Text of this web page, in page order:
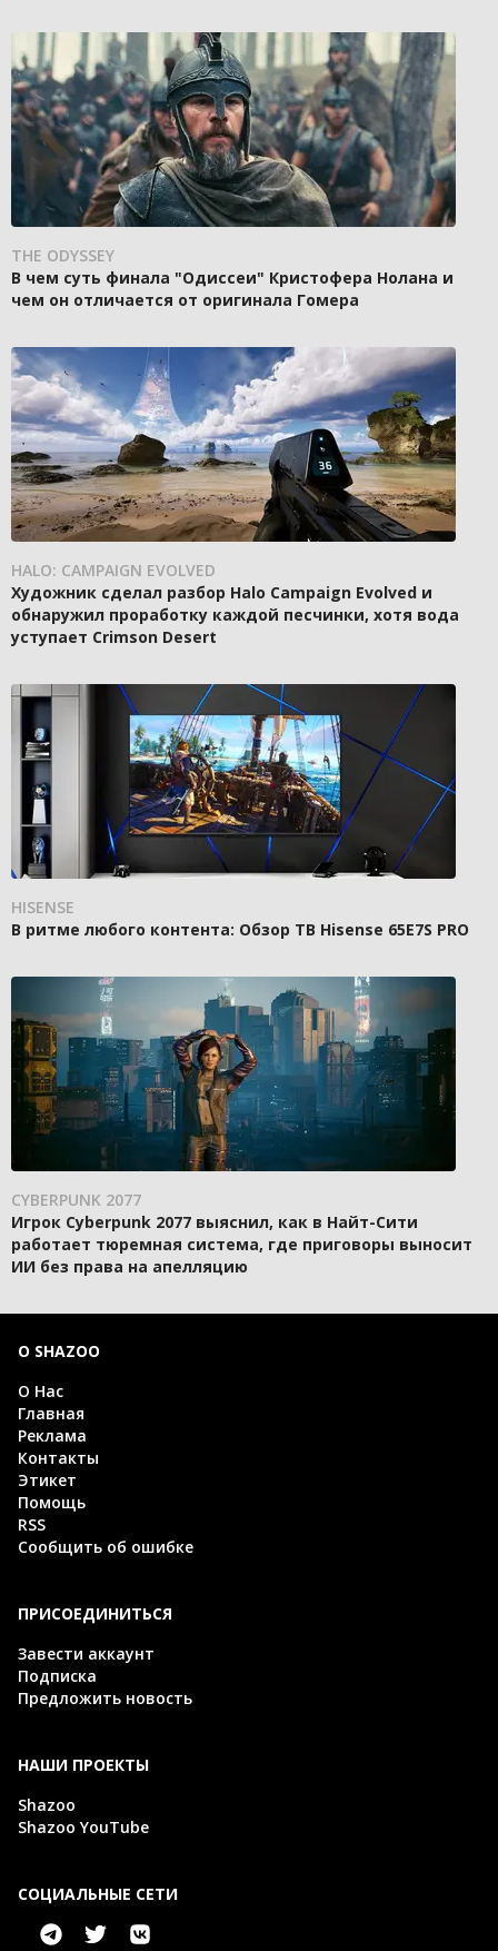
THE ODYSSEY
В чем суть финала "Одиссеи" Кристофера Нолана и
чем он отличается от оригинала Гомера
HALO: CAMPAIGN EVOLVED
Художник сделал разбор Halo Campaign Evolved и
обнаружил проработку каждой песчинки, хотя вода
уступает Crimson Desert
HISENSE
В ритме любого контента: Обзор ТВ Hisense 65E7S PRO
CYBERPUNK 2077
Игрок Cyberpunk 2077 выяснил, как в Найт-Сити
работает тюремная система, где приговоры выносит
ИИ без права на апелляцию
О SHAZOO
О Нас
Главная
Реклама
Контакты
Этикет
Помощь
RSS
Сообщить об ошибке
ПРИСОЕДИНИТЬСЯ
Завести аккаунт
Подписка
Предложить новость
НАШИ ПРОЕКТЫ
Shazoo
Shazoo YouTube
СОЦИАЛЬНЫЕ СЕТИ